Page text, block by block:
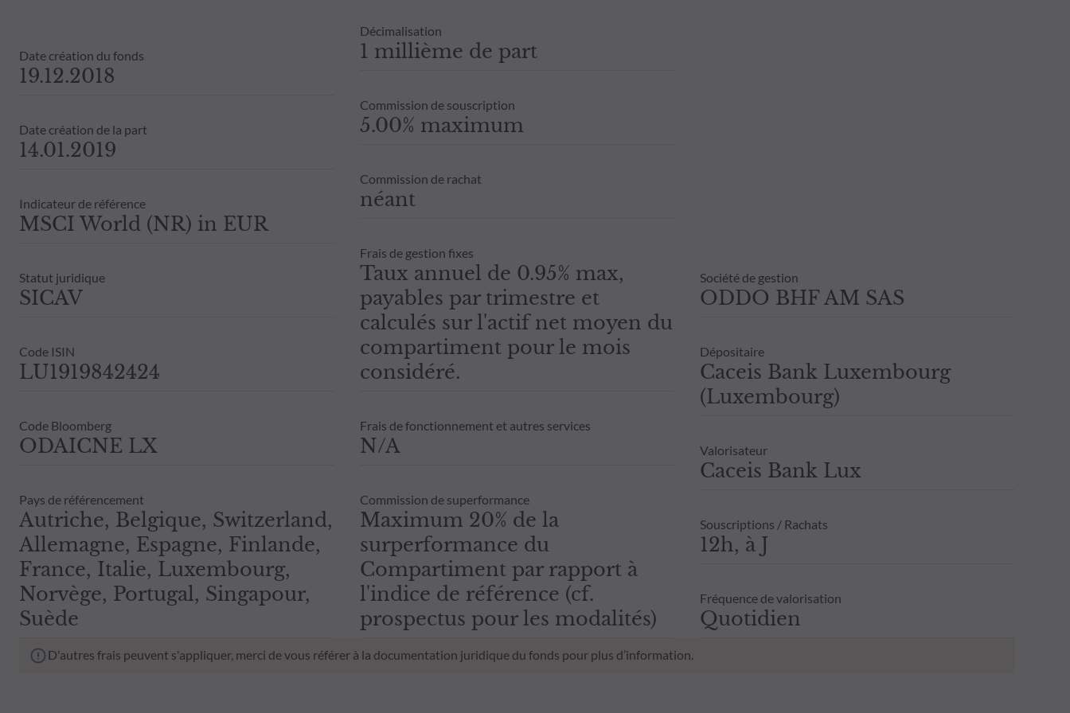
Date création du fonds
19.12.2018
Date création de la part
14.01.2019
Indicateur de référence
MSCI World (NR) in EUR
Statut juridique
SICAV
Code ISIN
LU1919842424
Code Bloomberg
ODAICNE LX
Pays de référencement
Autriche, Belgique, Switzerland,
Allemagne, Espagne, Finlande,
France, Italie, Luxembourg,
Norvège, Portugal, Singapour,
Suède
Décimalisation
1 millième de part
Commission de souscription
5.00% maximum
Commission de rachat
néant
Frais de gestion fixes
Taux annuel de 0.95% max,
payables par trimestre et
calculés sur l'actif net moyen du
compartiment pour le mois
considéré.
Frais de fonctionnement et autres services
N/A
Commission de superformance
Maximum 20% de la
surperformance du
Compartiment par rapport à
l'indice de référence (cf.
prospectus pour les modalités)
Société de gestion
ODDO BHF AM SAS
Dépositaire
Caceis Bank Luxembourg
(Luxembourg)
Valorisateur
Caceis Bank Lux
Souscriptions / Rachats
12h, à J
Fréquence de valorisation
Quotidien
D'autres frais peuvent s'appliquer, merci de vous référer à la documentation juridique du fonds pour plus d’information.